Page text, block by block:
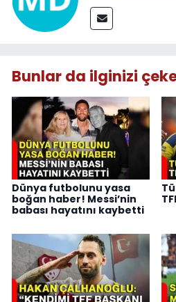
Bunlar da ilginizi
Dünya futbolunu yasa
boğan haber! Messi’nin
babası hayatını kaybetti